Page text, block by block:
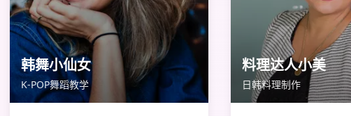
韩舞小仙女
K-POP舞蹈教学
料理达人小美
日韩料理制作